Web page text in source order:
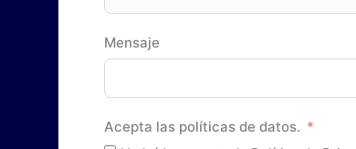
Mensaje
Acepta las políticas de datos.